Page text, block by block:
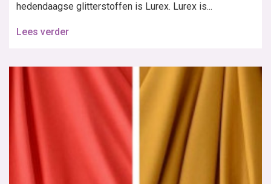
hedendaagse glitterstoffen is Lurex. Lurex is...
Lees verder